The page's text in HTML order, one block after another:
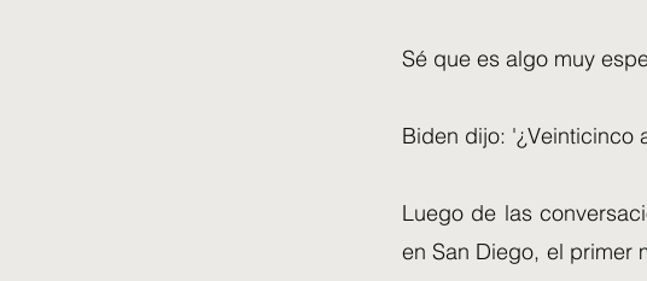
Sé que es algo muy
Biden dijo: '¿Veinticinco
Luego de las
en San Diego, el primer